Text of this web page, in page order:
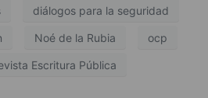
diálogos para la seguridad
Noé de la Rubia ocp
Escritura Pública